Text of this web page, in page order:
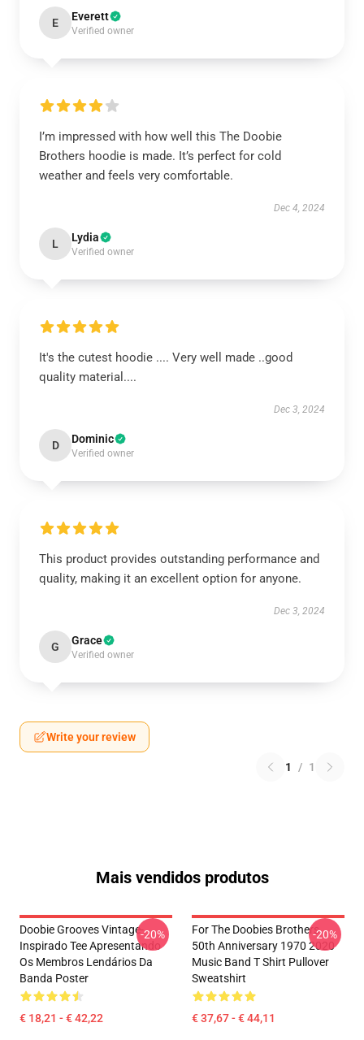
E Everett
Verified owner
I’m impressed with how well this The Doobie
Brothers hoodie is made. It’s perfect for cold
weather and feels very comfortable.
Dec 4, 2024
L Lydia
Verified owner
It's the cutest hoodie .... Very well made ..good
quality material....
Dec 3, 2024
D Dominic
Verified owner
This product provides outstanding performance and
quality, making it an excellent option for anyone.
Dec 3, 2024
G Grace
Verified owner
Write your review
1 / 1
Mais vendidos produtos
Doobie Grooves Vintage-
Inspirado Tee Apresentando
Os Membros Lendários Da
Banda Poster
€ 18,21 - € 42,22
-20%
For The Doobies Brothers
50th Anniversary 1970 2020
Music Band T Shirt Pullover
Sweatshirt
€ 37,67 - € 44,11
-20%